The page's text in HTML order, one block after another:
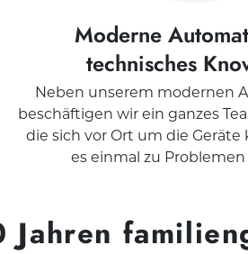
Moderne
technisches
Neben unserem modernen
beschäftigen wir ein ganzes
die sich vor Ort um die
es einmal zu
Jahren